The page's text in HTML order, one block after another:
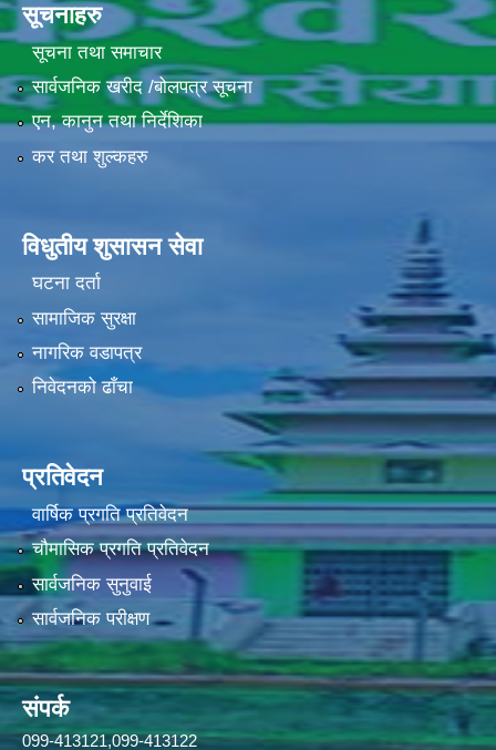
सूचनाहरु
सूचना तथा समाचार
सार्वजनिक खरीद /बोलपत्र सूचना
एन, कानुन तथा निर्देशिका
कर तथा शुल्कहरु
विधुतीय शुसासन सेवा
घटना दर्ता
सामाजिक सुरक्षा
नागरिक वडापत्र
निवेदनको ढाँचा
प्रतिवेदन
वार्षिक प्रगति प्रतिवेदन
चौमासिक प्रगति प्रतिवेदन
सार्वजनिक सुनुवाई
सार्वजनिक परीक्षण
संपर्क
099-413121,099-413122